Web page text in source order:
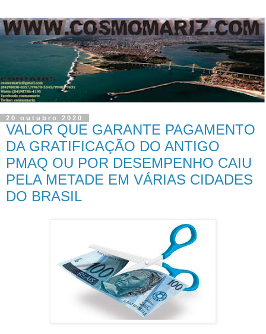
20 outubro 2020
VALOR QUE GARANTE PAGAMENTO
DA GRATIFICAÇÃO DO ANTIGO
PMAQ OU POR DESEMPENHO CAIU
PELA METADE EM VÁRIAS CIDADES
DO BRASIL